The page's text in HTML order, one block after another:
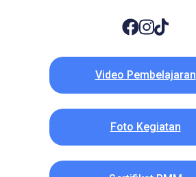
Video Pembelajaran
Foto Kegiatan